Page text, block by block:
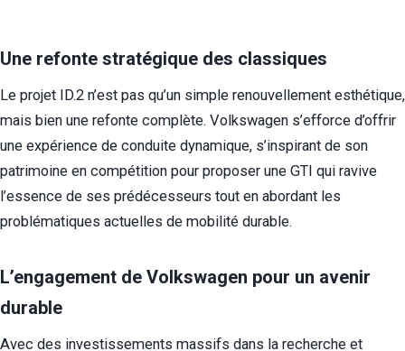
Une refonte stratégique des classiques
Le projet ID.2 n’est pas qu’un simple renouvellement esthétique,
mais bien une refonte complète. Volkswagen s’efforce d’offrir
une expérience de conduite dynamique, s’inspirant de son
patrimoine en compétition pour proposer une GTI qui ravive
l’essence de ses prédécesseurs tout en abordant les
problématiques actuelles de mobilité durable.
L’engagement de Volkswagen pour un avenir
durable
Avec des investissements massifs dans la recherche et